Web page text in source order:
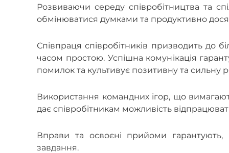
Розвиваючи середу співробітництва та
обмінюватися думками та продуктивно
Співпраця співробітників призводить
часом простою. Успішна комунікація
помилок та культивує позитивну та сильну
Використання командних ігор, що вимагають
дає співробітникам можливість
Вправи та освоєні прийоми
завдання.